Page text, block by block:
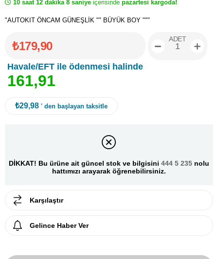
10 saat 12 dakika 8 saniye içerisinde pazartesi kargoda!
"AUTOKIT ÖNCAM GÜNEŞLİK "" BÜYÜK BOY """
₺179,90
Havale/EFT ile ödenmesi halinde
161,91
ADET
₺29,98 ' den başlayan taksitle
DİKKAT! Bu ürüne ait güncel stok ve bilgisini 444 5 235 nolu
hattımızı arayarak öğrenebilirsiniz.
Karşılaştır
Gelince Haber Ver